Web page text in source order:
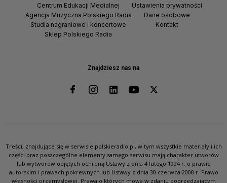
Znajdziesz nas na
Centrum Edukacji Medialnej
Agencja Muzyczna Polskiego Radia
Studia nagraniowe i koncertowe
Sklep Polskiego Radia
Ustawienia prywatności
Dane osobowe
Kontakt
Treści, znajdujące się w serwisie polskieradio.pl, w tym wszystkie materiały i ich
części oraz poszczególne elementy samego serwisu mają charakter utworów
lub wytworów objętych ochroną Ustawy z dnia 4 lutego 1994 r. o prawie
autorskim i prawach pokrewnych lub Ustawy z dnia 30 czerwca 2000 r. Prawo
własności przemysłowej. Prawa o których mowa w zdaniu poprzedzającym